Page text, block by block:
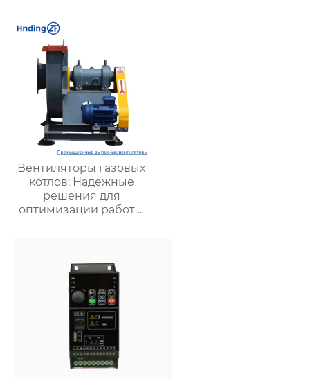
производительность и
надежность
Вентиляторы газовых
котлов: Надежные
решения для
оптимизации работы